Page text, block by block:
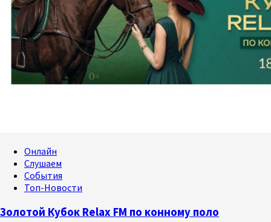
Онлайн
Слушаем
События
Топ-Новости
Золотой Кубок Relax FM по конному поло